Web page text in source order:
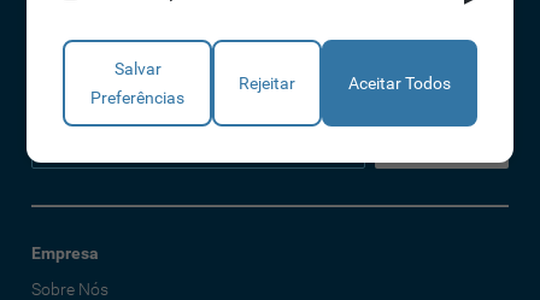
A IDONIC assegura que os dados fornecidos são apenas tratados pela
empresa, de forma segura e confidencial. Mais informações referentes à
Política de Privacidade
Empresa
Sobre Nós
Salvar
Preferências
Rejeitar Aceitar Todos